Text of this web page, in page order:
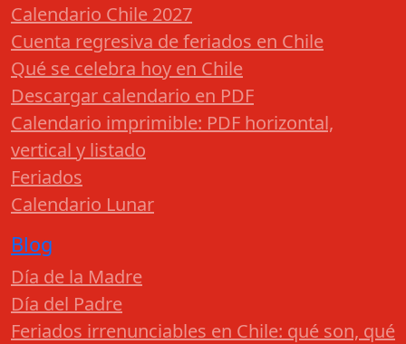
Calendario Chile 2027
Cuenta regresiva de feriados en Chile
Qué se celebra hoy en Chile
Descargar calendario en PDF
Calendario imprimible: PDF horizontal,
vertical y listado
Feriados
Calendario Lunar
Blog
Día de la Madre
Día del Padre
Feriados irrenunciables en Chile: qué son, qué